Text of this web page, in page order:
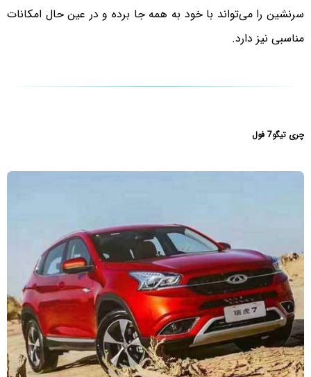
سرنشین را می‌تواند با خود به همه جا برده و در عین حال امکانات
مناسبی نیز دارد.
چری تیگو7 فول